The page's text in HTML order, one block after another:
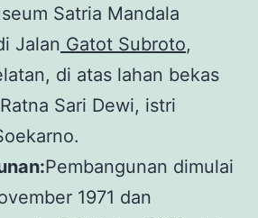
Satria Mandala
Jalan Gatot Subroto,
di atas lahan bekas
Sari Dewi, istri
Pembangunan dimulai
1971 dan